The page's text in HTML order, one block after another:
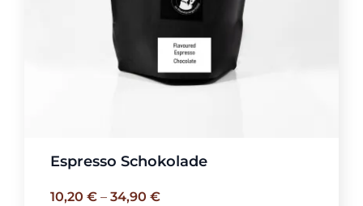
Espresso Schokolade
10,20 €– 34,90 €